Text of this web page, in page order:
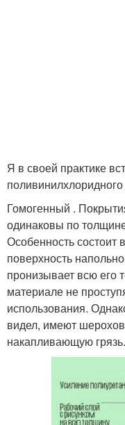
Я в своей практике
Гомогенный .
одинаковы по
Особенность состоит
поверхность
пронизывает всю его
материале не
использования.
видел, имеют
накапливающую грязь.